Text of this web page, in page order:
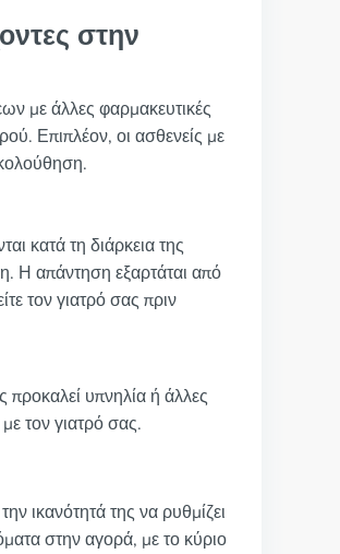
στην
με άλλες φαρμακευτικές
Επιπλέον, οι ασθενείς με
κατά τη διάρκεια της
Η απάντηση εξαρτάται από
τον γιατρό σας πριν
προκαλεί υπνηλία ή άλλες
τον γιατρό σας.
ικανότητά της να ρυθμίζει
στην αγορά, με το κύριο